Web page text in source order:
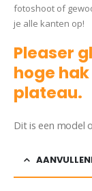
fotoshoot of
je alle kanten op!
Pleaser
hoge
plateau.
Dit is een model